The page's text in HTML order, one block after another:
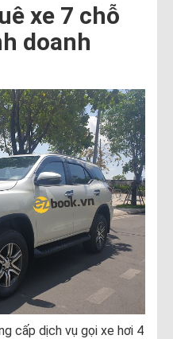
xe 7 chỗ
doanh
cấp dịch vụ gọi xe hơi 4